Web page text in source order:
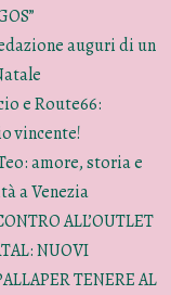
auguri di un
e Route66:
vincente!
amore, storia e
a Venezia
ALL’OUTLET
NUOVI
TENERE AL